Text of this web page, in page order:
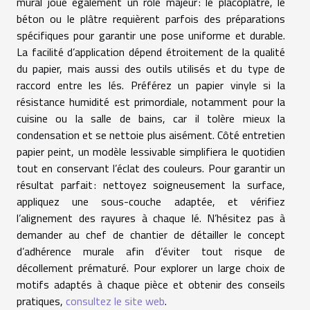
béton ou le plâtre requièrent parfois des préparations
spécifiques pour garantir une pose uniforme et durable.
La facilité d’application dépend étroitement de la qualité
du papier, mais aussi des outils utilisés et du type de
raccord entre les lés. Préférez un papier vinyle si la
résistance humidité est primordiale, notamment pour la
cuisine ou la salle de bains, car il tolère mieux la
condensation et se nettoie plus aisément. Côté entretien
papier peint, un modèle lessivable simplifiera le quotidien
tout en conservant l’éclat des couleurs. Pour garantir un
résultat parfait : nettoyez soigneusement la surface,
appliquez une sous-couche adaptée, et vérifiez
l’alignement des rayures à chaque lé. N’hésitez pas à
demander au chef de chantier de détailler le concept
d’adhérence murale afin d’éviter tout risque de
décollement prématuré. Pour explorer un large choix de
motifs adaptés à chaque pièce et obtenir des conseils
pratiques, consultez le site web.